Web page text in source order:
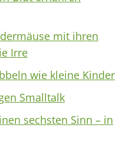
mit ihren
Irre
wie kleine Kinder
Smalltalk
sechsten Sinn – in